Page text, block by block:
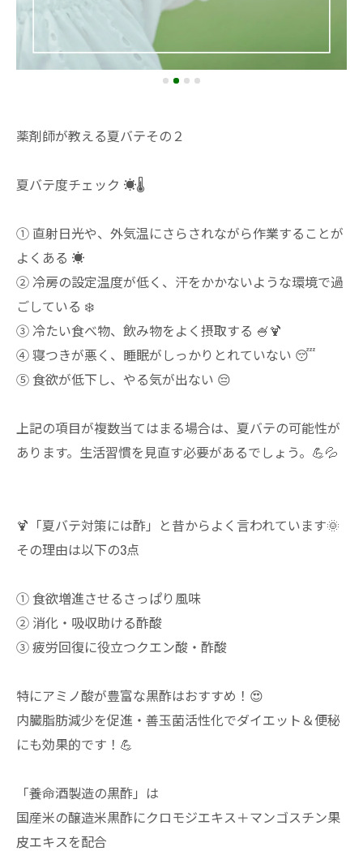
薬剤師が教える夏バテその２
夏バテ度チェック ☀️🌡️
① 直射日光や、外気温にさらされながら作業することが
よくある ☀️
② 冷房の設定温度が低く、汗をかかないような環境で過
ごしている ❄️
③ 冷たい食べ物、飲み物をよく摂取する 🍧🍹
④ 寝つきが悪く、睡眠がしっかりとれていない 😴
⑤ 食欲が低下し、やる気が出ない 😔
上記の項目が複数当てはまる場合は、夏バテの可能性が
あります。生活習慣を見直す必要があるでしょう。💪💦
🍹「夏バテ対策には酢」と昔からよく言われています🌞
その理由は以下の3点
① 食欲増進させるさっぱり風味
② 消化・吸収助ける酢酸
③ 疲労回復に役立つクエン酸・酢酸
特にアミノ酸が豊富な黒酢はおすすめ！😍
内臓脂肪減少を促進・善玉菌活性化でダイエット＆便秘
にも効果的です！💪
「養命酒製造の黒酢」は
国産米の醸造米黒酢にクロモジエキス＋マンゴスチン果
皮エキスを配合